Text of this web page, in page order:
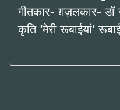
गीतकार- ग़ज़लकार-
कृति ‘मेरी रूबाईयां’